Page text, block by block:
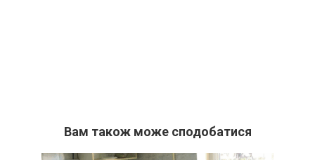
Вам також може сподобатися